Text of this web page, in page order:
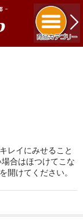
レイにみせること
合はほつけてこな
開けてください。